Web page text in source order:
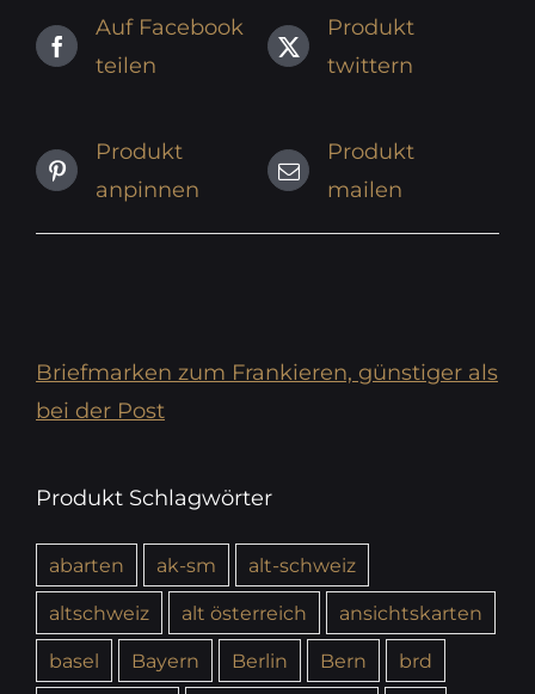
Auf Facebook
teilen
Produkt
twittern
Produkt
anpinnen
Produkt
mailen
Briefmarken zum Frankieren, günstiger als
bei der Post
Produkt Schlagwörter
abarten ak-sm
alt-schweiz
altschweiz
alt österreich
ansichtskarten
basel
Bayern Berlin Bern
brd